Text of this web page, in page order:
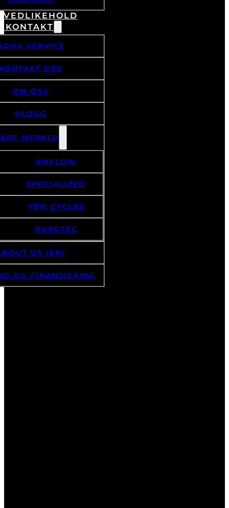
VEDLIKEHOLD
KONTAKT
SERVICE
OSS
OM OSS
BLOGG
MERKER
AMFLOW
SPECIALIZED
YETI CYCLES
BURGTEC
US (EN)
OG FINANSIERING